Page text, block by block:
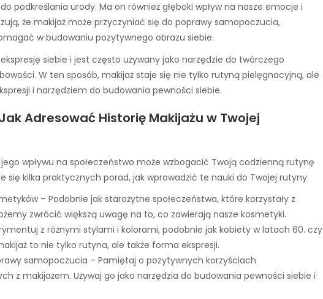
podkreślania urody. Ma on również głęboki wpływ na nasze emocje i
że makijaż może przyczyniać się do poprawy samopoczucia,
w budowaniu pozytywnego obrazu siebie.
siebie i jest często używany jako narzędzie do twórczego
W ten sposób, makijaż staje się nie tylko rutyną pielęgnacyjną, ale
i narzędziem do budowania pewności siebie.
Adresować Historię Makijażu w Twojej
wpływu na społeczeństwo może wzbogacić Twoją codzienną rutynę
się kilka praktycznych porad, jak wprowadzić te nauki do Twojej rutyny:
– Podobnie jak starożytne społeczeństwa, które korzystały z
zwrócić większą uwagę na to, co zawierają nasze kosmetyki.
z różnymi stylami i kolorami, podobnie jak kobiety w latach 60. czy
to nie tylko rutyna, ale także forma ekspresji.
samopoczucia – Pamiętaj o pozytywnych korzyściach
z makijażem. Używaj go jako narzędzia do budowania pewności siebie i